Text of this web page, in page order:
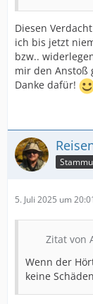
Diesen
ich bis jetzt
bzw..
mir den Anstoß
Danke dafür!
5. Juli 2025 um
Zitat von
Wenn der
keine